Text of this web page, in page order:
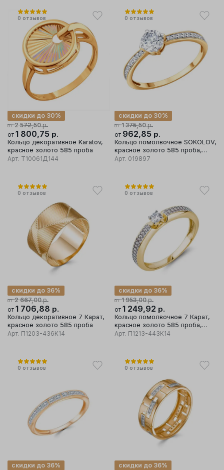
0 отзывов
от 2 572,50р.
скидки до 30%
от 1 800,75 р.
Кольцо декоративное Karatov,
красное золото 585 проба
Арт. Т10061Д144
0 отзывов
от 1 375,50р.
скидки до 30%
от 962,85 р.
Кольцо помолвочное SOKOLOV,
красное золото 585 проба,
вставка фианит
Арт. 019897
0 отзывов
от 2 667,00р.
скидки до 36%
от 1 706,88 р.
Кольцо декоративное 7 Карат,
красное золото 585 проба
Арт. П1203-436К14
0 отзывов
от 1 953,00р.
скидки до 36%
от 1 249,92 р.
Кольцо помолвочное 7 Карат,
красное золото 585 проба,
вставка фианит
Арт. П1213-443К14
0 отзывов
скидки до 36%
0 отзывов
скидки до 36%